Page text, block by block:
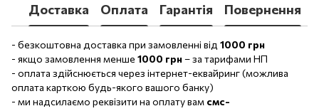
Доставка Оплата Гарантія Повернення
- безкоштовна доставка при замовленні від 1000 грн
- якщо замовлення менше 1000 грн– за тарифами НП
- оплата здійснюється через інтернет-еквайринг (можлива
оплата карткою будь-якого вашого банку)
- ми надсилаємо реквізити на оплату вам смс-